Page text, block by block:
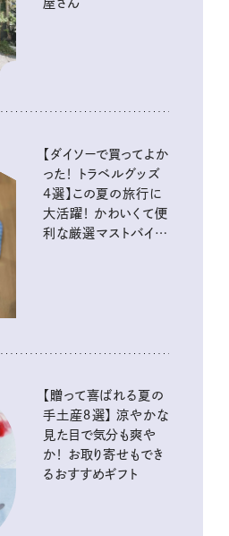
屋さん
【ダイソーで買ってよか
った！ トラベルグッズ
4選】この夏の旅行に
大活躍！ かわいくて便
利な厳選マストバイア
【贈って喜ばれる夏の
手土産８選】 涼やかな
見た目で気分も爽や
か！ お取り寄せもでき
るおすすめギフト